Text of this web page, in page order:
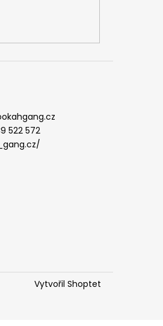
522 572
Vytvořil Shoptet